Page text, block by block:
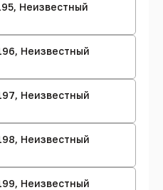
Неизвестный
Неизвестный
Неизвестный
Неизвестный
Неизвестный